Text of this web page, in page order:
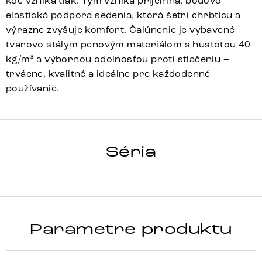
elastická podpora sedenia, ktorá šetrí chrbticu a
výrazne zvyšuje komfort. Čalúnenie je vybavené
tvarovo stálym penovým materiálom s hustotou 40
kg/m³ a výbornou odolnosťou proti stlačeniu –
trvácne, kvalitné a ideálne pre každodenné
používanie.
Séria
TAYA-FLEX
Parametre produktu